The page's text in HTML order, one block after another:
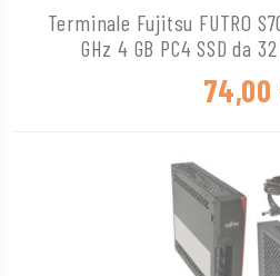
Terminale Fujitsu FUTRO
GHz 4 GB PC4 SSD da
74,00